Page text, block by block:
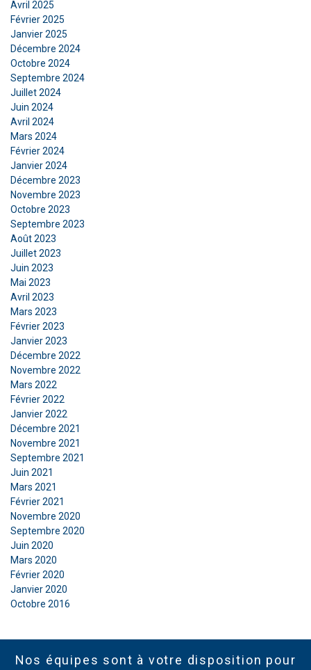
Avril 2025
Février 2025
Janvier 2025
Décembre 2024
Octobre 2024
Septembre 2024
Juillet 2024
Juin 2024
Avril 2024
Mars 2024
Février 2024
Janvier 2024
Décembre 2023
Novembre 2023
Octobre 2023
Septembre 2023
Août 2023
Juillet 2023
Juin 2023
Mai 2023
Avril 2023
Mars 2023
Février 2023
Janvier 2023
Décembre 2022
Novembre 2022
Mars 2022
Février 2022
Janvier 2022
Décembre 2021
Novembre 2021
Septembre 2021
Juin 2021
Mars 2021
Février 2021
Novembre 2020
Septembre 2020
Juin 2020
Mars 2020
Février 2020
Janvier 2020
Octobre 2016
Nos équipes sont à votre disposition pour
Nous utilisons des cookies pour personnaliser le
contenu, les publicités et analyser notre trafic.
Nous partageons également des informations
sur votre utilisation de notre site avec nos
partenaires de publicité et d'analyse qui peuvent
les combiner avec d'autres informations que
vous leur avez fournies ou qu'ils ont collectées
lors de votre utilisation de leurs services.
Privacy Policy
Strictement
nécessaires
AFFICHER LES DÉTAILS